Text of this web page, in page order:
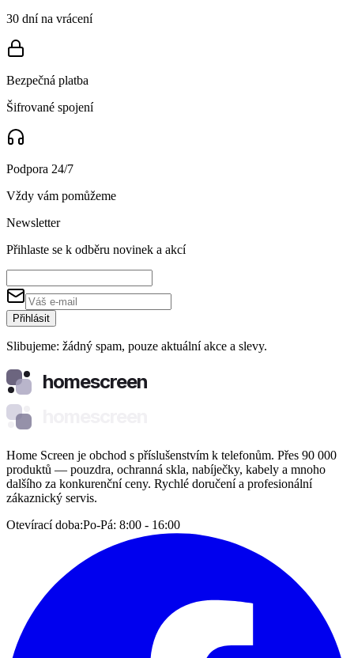
30 dní na vrácení
Bezpečná platba
Šifrované spojení
Podpora 24/7
Vždy vám pomůžeme
Newsletter
Přihlaste se k odběru novinek a akcí
Přihlásit
Slibujeme: žádný spam, pouze aktuální akce a slevy.
homescreen
Home Screen je obchod s příslušenstvím k telefonům. Přes 90 000
produktů — pouzdra, ochranná skla, nabíječky, kabely a mnoho
dalšího za konkurenční ceny. Rychlé doručení a profesionální
zákaznický servis.
Otevírací doba:Po-Pá: 8:00 - 16:00